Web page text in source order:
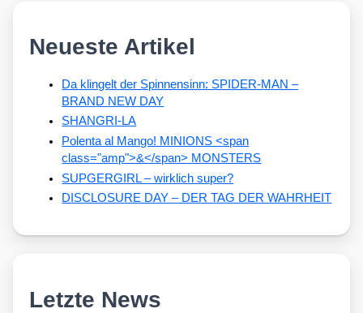
Neueste Artikel
Da klingelt der Spinnensinn: SPIDER-MAN –
BRAND NEW DAY
SHANGRI-LA
Polenta al Mango! MINIONS <span
class="amp">&</span> MONSTERS
SUPGERGIRL – wirklich super?
DISCLOSURE DAY – DER TAG DER WAHRHEIT
Letzte News